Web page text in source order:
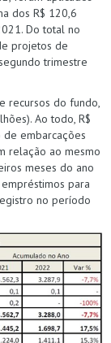
dos R$ 120,6
Do total no
projetos de
trimestre
recursos do fundo,
Ao todo, R$
embarcações
relação ao mesmo
meses do ano
para
no período